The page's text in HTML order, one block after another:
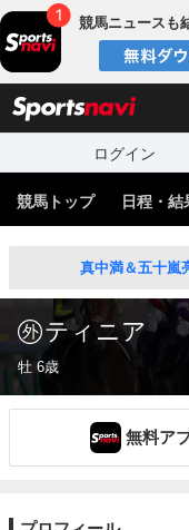
競馬ニュースも
ログイン
競馬トップ 日程・結
真中満＆五十嵐
ティニア
牡 6歳
無料ア